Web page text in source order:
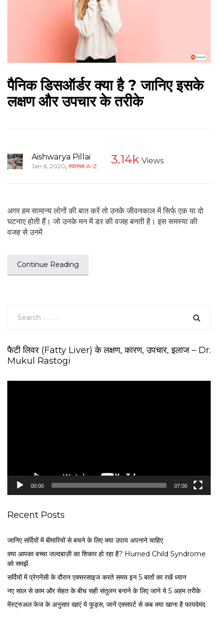
पैनिक डिसऑर्डर क्या है ? जानिए इसके
लक्षण और उपचार के तरीके
Aishwarya Pillai
Jan 6, 2020, स्वास्थ्य A-Z 3.14k Views
अगर हम सामान्य लोगों की बात करें तो उनके जीवनकाल में सिर्फ एक या दो
घटनाए होती हैं। जो उनके मन में डर की वजह बनती है। इस समस्या की
वजह से उनमें
Continue Reading
फैटी लिवर (Fatty Liver) के लक्षण, कारण, उपचार, इलाज – Dr.
Mukul Rastogi
00:00 07:00
Recent Posts
जानिए सर्दियों में बीमारियों से बचने के लिए क्या उपाय अपनाने चाहिए
क्या आपका बच्चा जल्दबाज़ी का शिकार हो रहा है? Hurried Child Syndrome
को समझें
सर्द‍ियों में प्रेगनेंसी के दौरान एक्सरसाइज करते समय इन 5 बातों का रखें ध्यान
नए साल से काम और सेहत के बीच सही संतुलन बनाने के लिए जाने ये 5 अहम तरीके
मेंस्ट्रुअल फेज के अनुसार खाएं ये फूड्स, जानें एक्सपर्ट से कब क्या खाना है फायदेमंद